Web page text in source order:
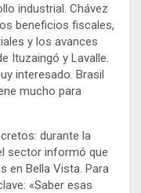
industrial. Chávez
beneficios fiscales,
y los avances
Ituzaingó y Lavalle.
interesado. Brasil
mucho para
durante la
sector informó que
en Bella Vista. Para
«Saber esas